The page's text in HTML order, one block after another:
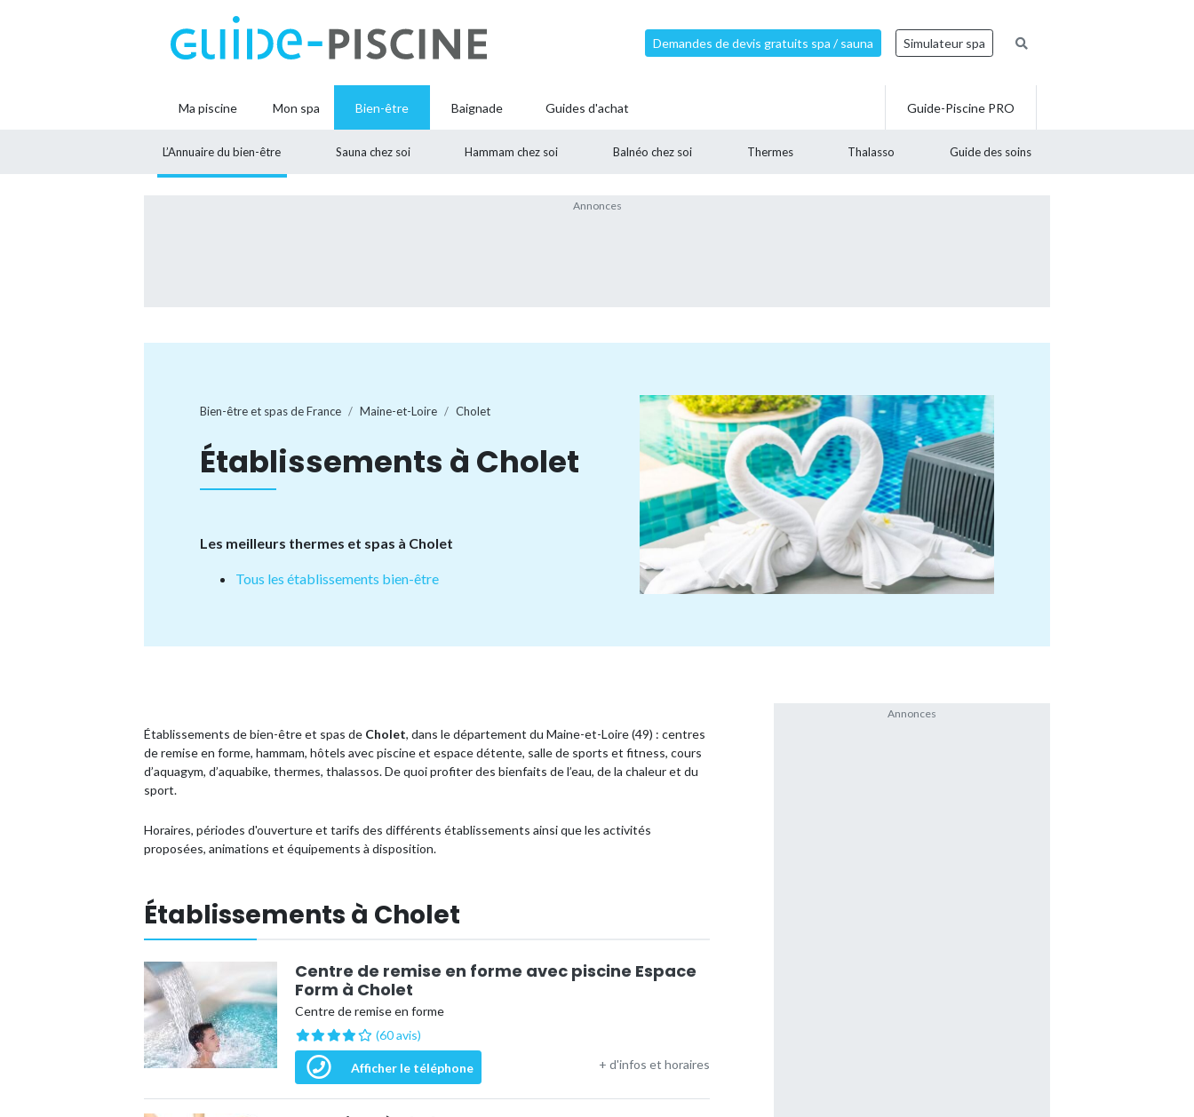
Demandes de devis gratuits spa / sauna Simulateur spa
Ma piscine Mon spa Bien-être
L’Annuaire du bien-être Sauna chez soi Hammam chez soi Balnéo chez soi Thermes Thalasso Guide des soins
Baignade Guides d'achat Guide-Piscine PRO
Bien-être et spas de France Maine-et-Loire Cholet
Établissements à Cholet
Les meilleurs thermes et spas à Cholet
Tous les établissements bien-être
Établissements de bien-être et spas de Cholet, dans le département du Maine-et-Loire (49) : centres
de remise en forme, hammam, hôtels avec piscine et espace détente, salle de sports et fitness, cours
d’aquagym, d’aquabike, thermes, thalassos. De quoi profiter des bienfaits de l’eau, de la chaleur et du
sport.
Horaires, périodes d'ouverture et tarifs des différents établissements ainsi que les activités
proposées, animations et équipements à disposition.
Établissements à Cholet
Centre de remise en forme avec piscine Espace
Form à Cholet
Centre de remise en forme
(60 avis)
Afficher le téléphone + d'infos et horaires